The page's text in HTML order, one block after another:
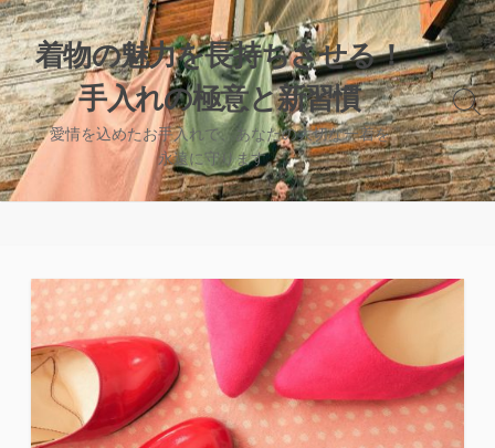
コ
ン
テ
ン
ツ
へ
ス
キ
着物の魅力を長持ちさせる！
手入れの極意と新習慣
愛情を込めたお手入れで、あなたの大切な一着を
永遠に守ります。
検
索
切
り
替